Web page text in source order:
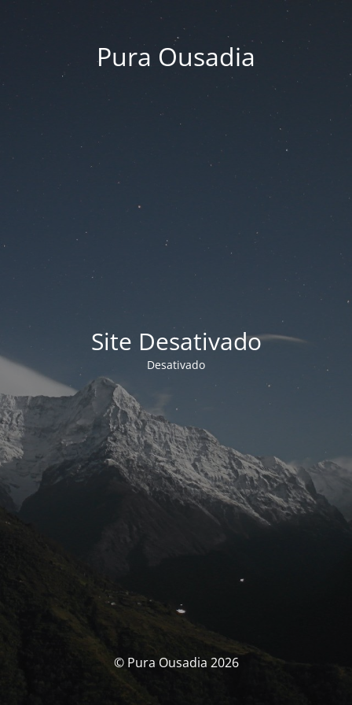
Pura Ousadia
Site Desativado
Desativado
© Pura Ousadia 2026